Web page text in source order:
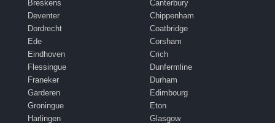
Breskens
Deventer
Dordrecht
Ede
Eindhoven
Flessingue
Franeker
Garderen
Groningue
Harlingen
Canterbury
Chippenham
Coatbridge
Corsham
Crich
Dunfermline
Durham
Edimbourg
Eton
Glasgow